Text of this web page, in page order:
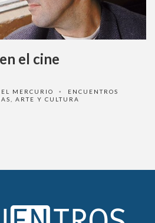
el cine
MERCURIO •
ENCUENTROS
ARTE Y CULTURA